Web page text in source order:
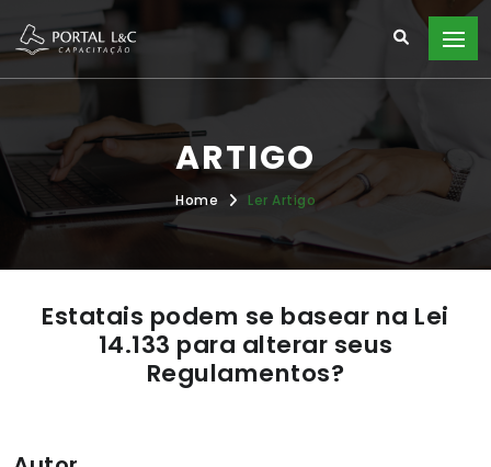
ARTIGO
Home Ler Artigo
Estatais podem se basear na Lei
14.133 para alterar seus
Regulamentos?